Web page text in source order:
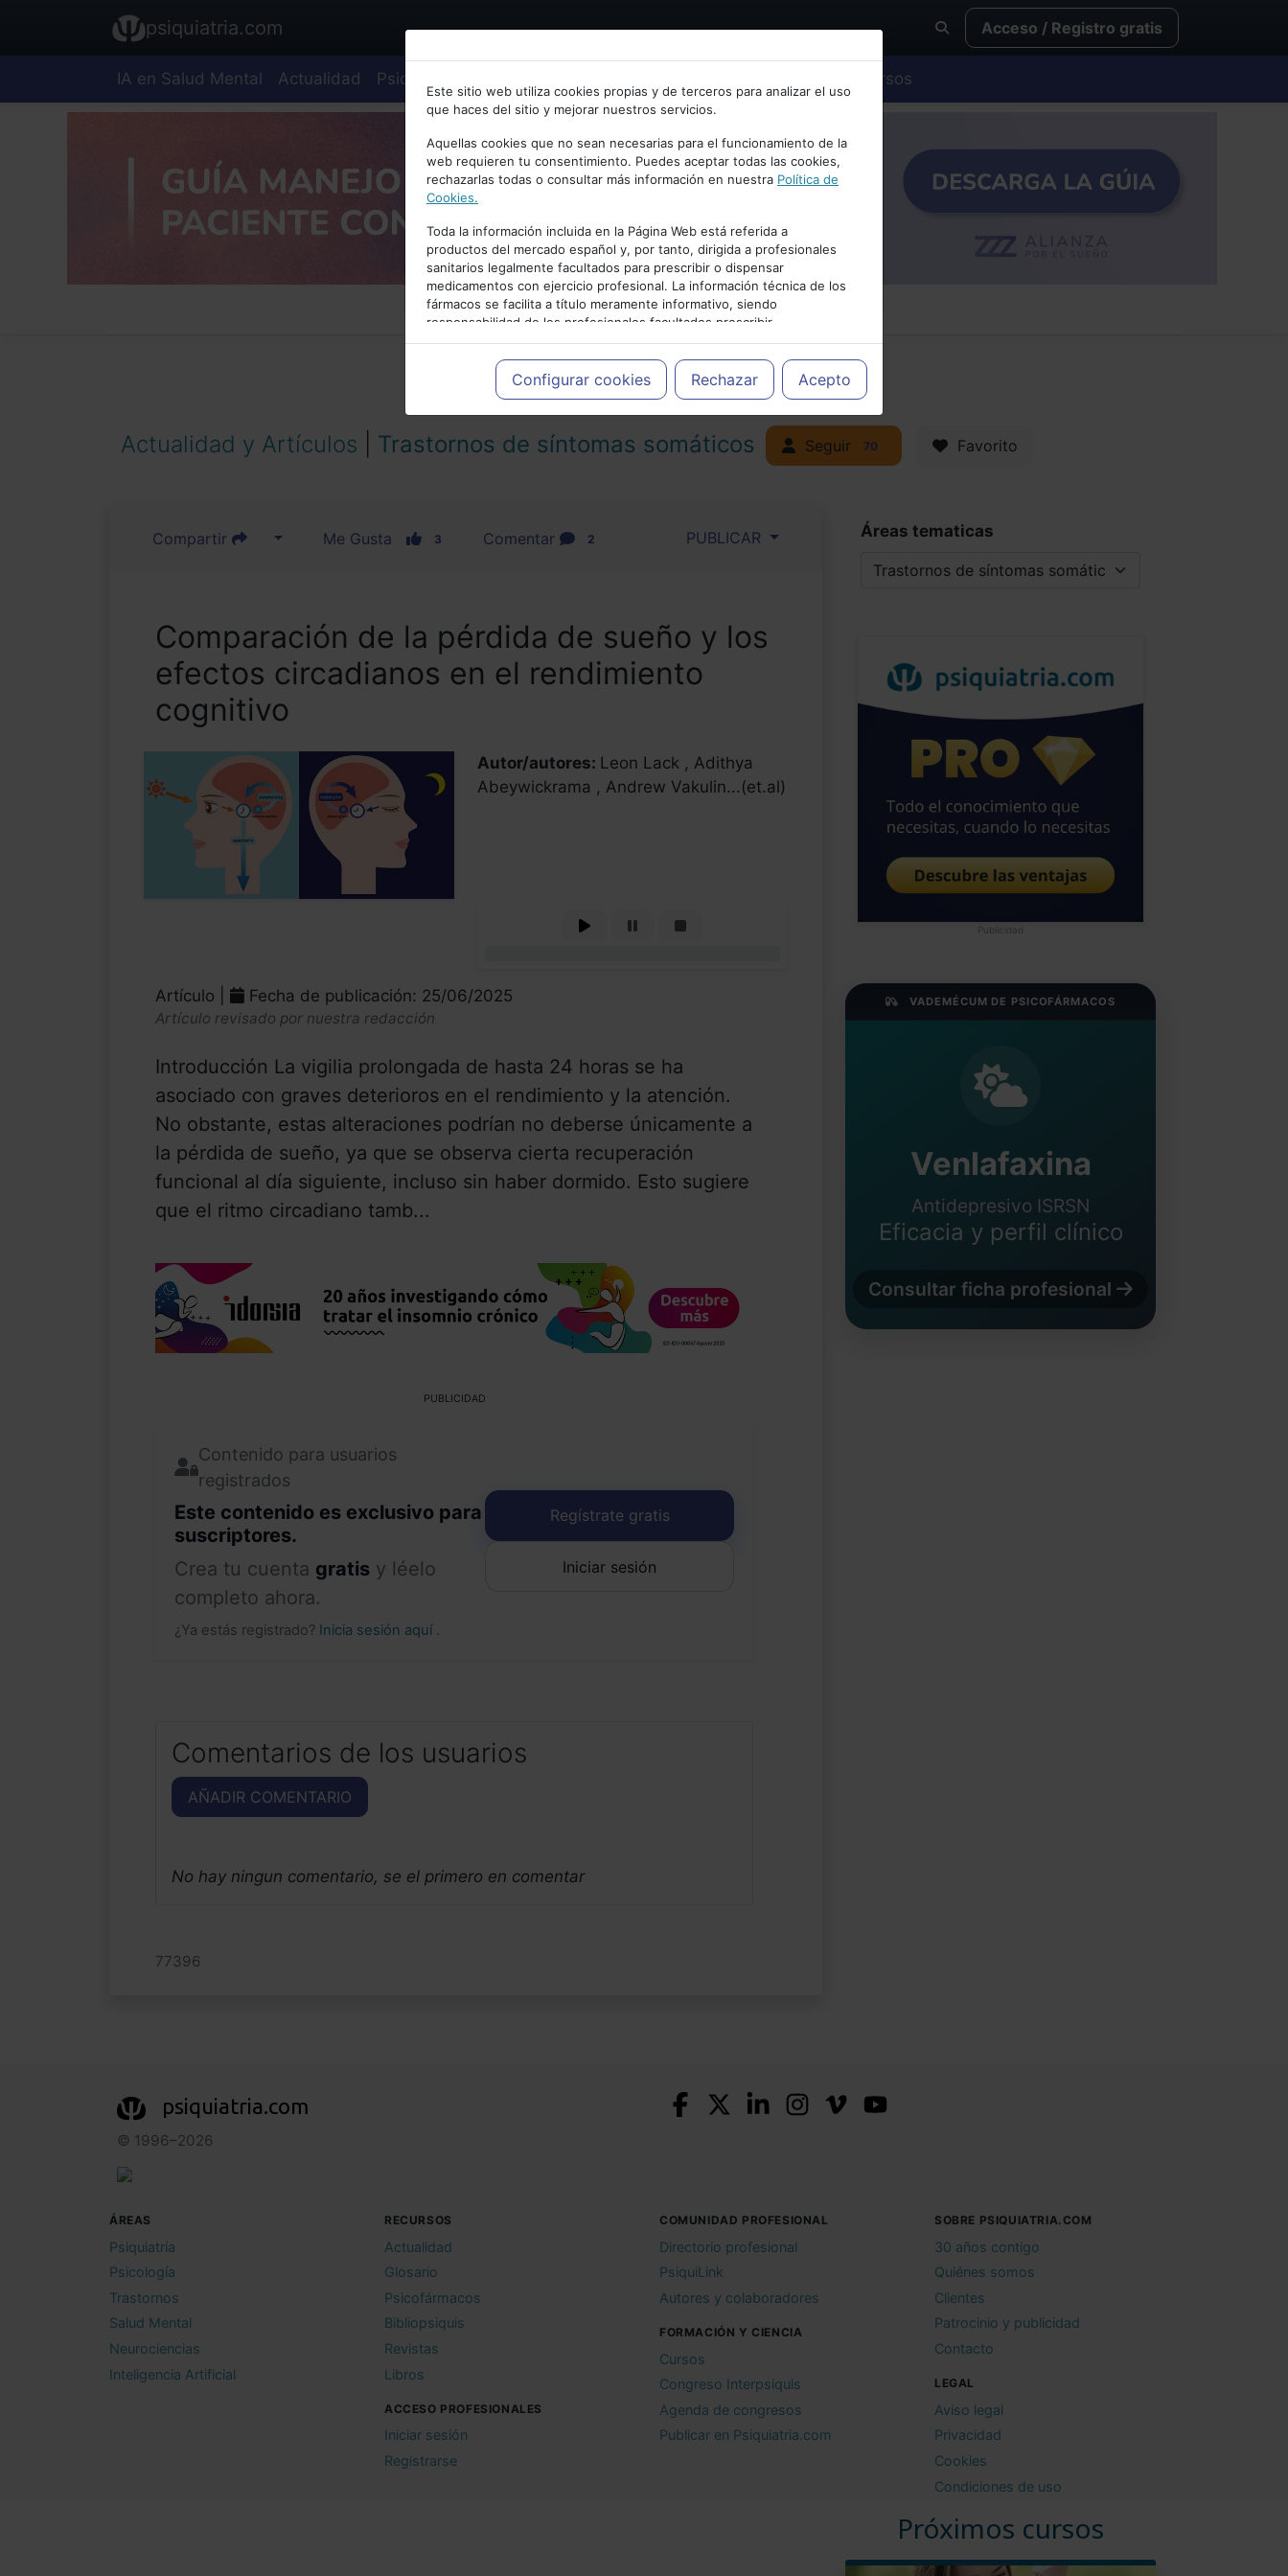
Bienvenid@ a psiquiatria.com
Escribe tu Email
Accede o regístrate con tu email.
Cancelar
psiquiatria.com Acceso / Registro gratis
IA en Salud Mental Actualidad Psiquiatría Cursos
Este sitio web utiliza cookies propias y de terceros para analizar el uso
que haces del sitio y mejorar nuestros servicios.
Aquellas cookies que no sean necesarias para el funcionamiento de la
web requieren tu consentimiento. Puedes aceptar todas las cookies,
rechazarlas todas o consultar más información en nuestra Política de
Cookies.
Toda la información incluida en la Página Web está referida a
productos del mercado español y, por tanto, dirigida a profesionales
sanitarios legalmente facultados para prescribir o dispensar
medicamentos con ejercicio profesional. La información técnica de los
fármacos se facilita a título meramente informativo, siendo
responsabilidad de los profesionales facultados prescribir
medicamentos y decidir, en cada caso concreto, el tratamiento más
adecuado a las necesidades del paciente.
Configurar cookies Rechazar Acepto
PUBLICIDAD
Actualidad y Artículos Trastornos de síntomas somáticos Seguir 70 Favorito
Compartir Me Gusta 3 Comentar 2 PUBLICAR
Comparación de la pérdida de sueño y los
efectos circadianos en el rendimiento
cognitivo
Autor/autores: Leon Lack , Adithya
Abeywickrama , Andrew Vakulin...(et.al)
Artículo | Fecha de publicación: 25/06/2025
Artículo revisado por nuestra redacción
Introducción La vigilia prolongada de hasta 24 horas se ha
asociado con graves deterioros en el rendimiento y la atención.
No obstante, estas alteraciones podrían no deberse únicamente a
la pérdida de sueño, ya que se observa cierta recuperación
funcional al día siguiente, incluso sin haber dormido. Esto sugiere
que el ritmo circadiano tamb...
PUBLICIDAD
Contenido para usuarios
registrados
Este contenido es exclusivo para
suscriptores.
Crea tu cuenta gratis y léelo
completo ahora.
¿Ya estás registrado? Inicia sesión aquí .
Regístrate gratis
Iniciar sesión
Comentarios de los usuarios
AÑADIR COMENTARIO
No hay ningun comentario, se el primero en comentar
77396
Áreas tematicas
Publicidad
VADEMÉCUM DE PSICOFÁRMACOS
Venlafaxina
Antidepresivo ISRSN
Eficacia y perfil clínico
Consultar ficha profesional
Próximos cursos
psiquiatria.com
© 1996–2026
ÁREAS
Psiquiatría
Psicología
Trastornos
Salud Mental
Neurociencias
Inteligencia Artificial
RECURSOS
Actualidad
Glosario
Psicofármacos
Bibliopsiquis
Revistas
Libros
ACCESO PROFESIONALES
Iniciar sesión
Registrarse
COMUNIDAD PROFESIONAL
Directorio profesional
PsiquiLink
Autores y colaboradores
FORMACIÓN Y CIENCIA
Cursos
Congreso Interpsiquis
Agenda de congresos
Publicar en Psiquiatria.com
SOBRE PSIQUIATRIA.COM
30 años contigo
Quiénes somos
Clientes
Patrocinio y publicidad
Contacto
LEGAL
Aviso legal
Privacidad
Cookies
Condiciones de uso